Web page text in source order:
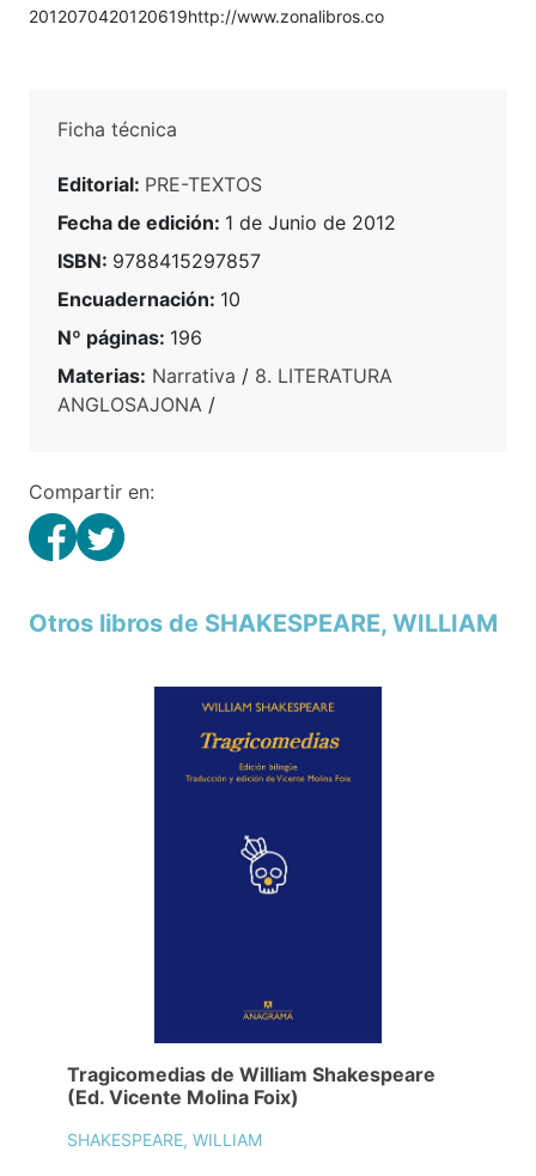
2012070420120619http://www.zonalibros.co
Ficha técnica
Editorial: PRE-TEXTOS
Fecha de edición: 1 de Junio de 2012
ISBN: 9788415297857
Encuadernación: 10
Nº páginas: 196
Materias: Narrativa / 8. LITERATURA
ANGLOSAJONA /
Compartir en:
Otros libros de SHAKESPEARE, WILLIAM
Tragicomedias de William Shakespeare
(Ed. Vicente Molina Foix)
SHAKESPEARE, WILLIAM